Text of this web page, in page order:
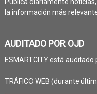
la información más
AUDITADO POR OJD
ESMARTCITY está auditado
TRÁFICO WEB (durante